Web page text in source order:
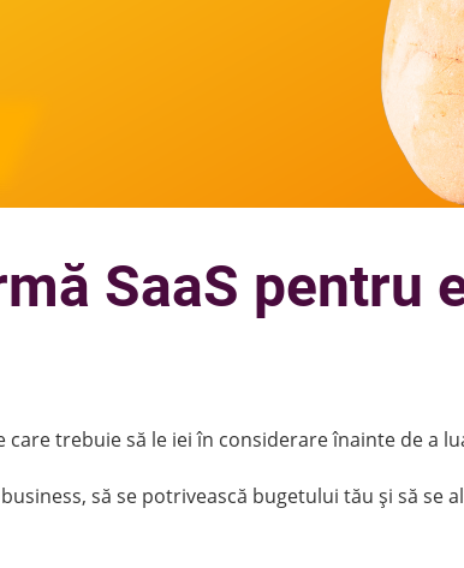
SaaS pentru
trebuie să le iei în considerare înainte de a
să se potrivească bugetului tău și să se